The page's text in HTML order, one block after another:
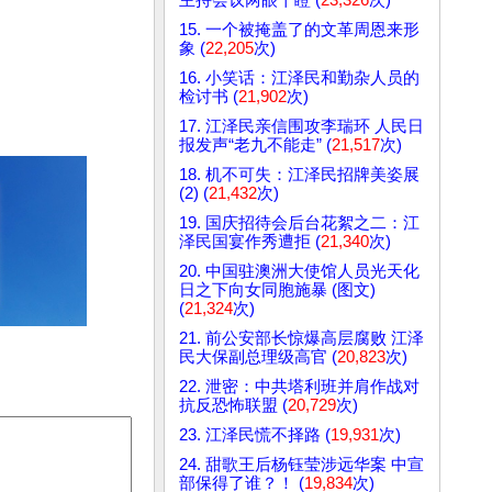
15. 一个被掩盖了的文革周恩来形
象 (22,205次)
16. 小笑话：江泽民和勤杂人员的
检讨书 (21,902次)
17. 江泽民亲信围攻李瑞环 人民日
报发声“老九不能走” (21,517次)
18. 机不可失：江泽民招牌美姿展
(2) (21,432次)
19. 国庆招待会后台花絮之二：江
泽民国宴作秀遭拒 (21,340次)
20. 中国驻澳洲大使馆人员光天化
日之下向女同胞施暴 (图文)
(21,324次)
21. 前公安部长惊爆高层腐败 江泽
民大保副总理级高官 (20,823次)
22. 泄密：中共塔利班并肩作战对
抗反恐怖联盟 (20,729次)
23. 江泽民慌不择路 (19,931次)
24. 甜歌王后杨钰莹涉远华案 中宣
部保得了谁？！ (19,834次)